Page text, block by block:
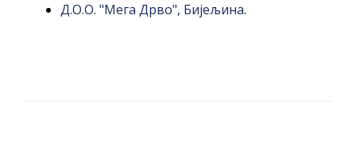
Д.О.О. "Мега Дрво", Бијељина.